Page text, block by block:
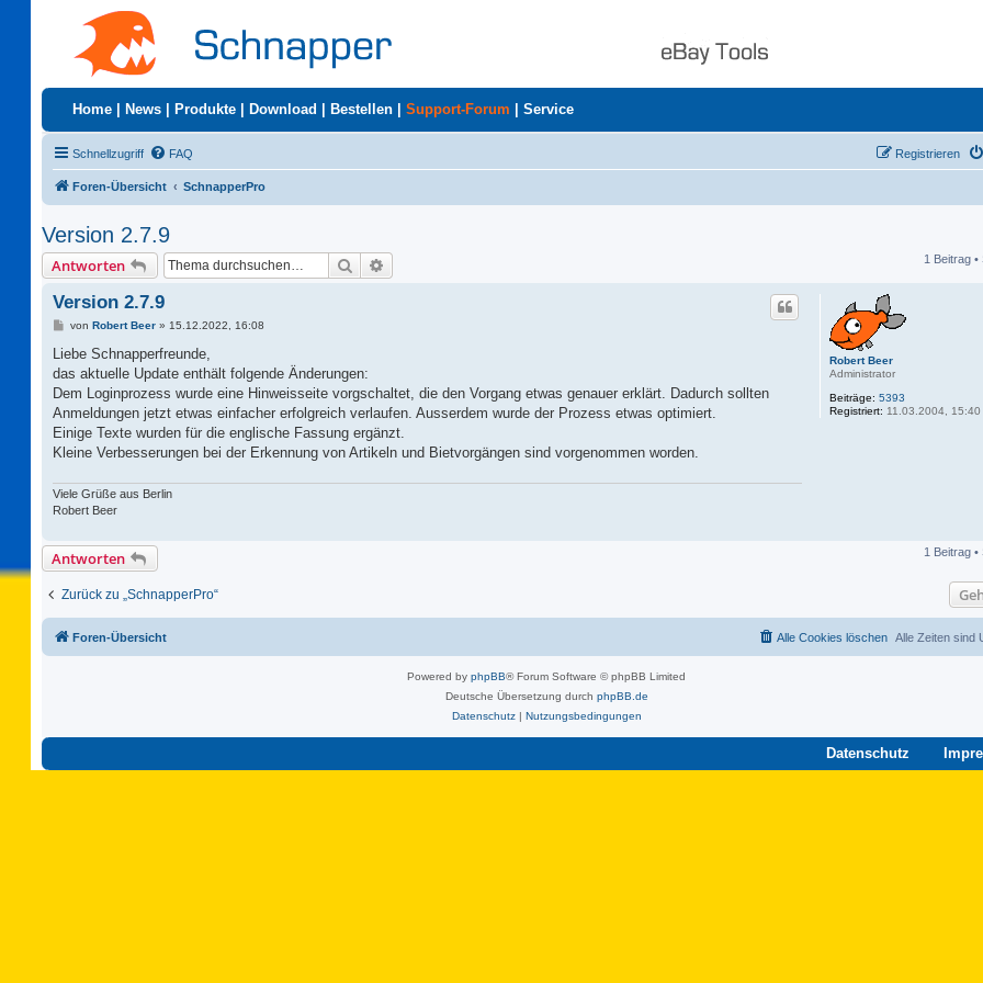
Home News Produkte Download Bestellen Support-Forum Service
Schnellzugriff FAQ Registrieren
Foren-Übersicht SchnapperPro
Version 2.7.9
Antworten Suche 1 Beitrag •
Robert Beer
Administrator
Beiträge: 5393
Registriert: 11.03.2004, 15:40
Version 2.7.9
B
i
r
a
von Robert Beer» 15.12.2022, 16:08
Liebe Schnapperfreunde,
das aktuelle Update enthält folgende Änderungen:
Dem Loginprozess wurde eine Hinweisseite vorgschaltet, die den Vorgang etwas genauer erklärt. Dadurch sollten
Anmeldungen jetzt etwas einfacher erfolgreich verlaufen. Ausserdem wurde der Prozess etwas optimiert.
Einige Texte wurden für die englische Fassung ergänzt.
Kleine Verbesserungen bei der Erkennung von Artikeln und Bietvorgängen sind vorgenommen worden.
Viele Grüße aus Berlin
Robert Beer
Antworten 1 Beitrag •
Zurück zu „SchnapperPro“
Foren-Übersicht Alle Zeiten sind
Alle Cookies löschen
Powered by phpBB® Forum Software © phpBB Limited
Deutsche Übersetzung durch phpBB.de
Datenschutz| Nutzungsbedingungen
Datenschutz